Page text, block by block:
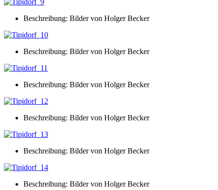
Beschreibung: Bilder von Holger Becker
Beschreibung: Bilder von Holger Becker
Beschreibung: Bilder von Holger Becker
Beschreibung: Bilder von Holger Becker
Beschreibung: Bilder von Holger Becker
Beschreibung: Bilder von Holger Becker